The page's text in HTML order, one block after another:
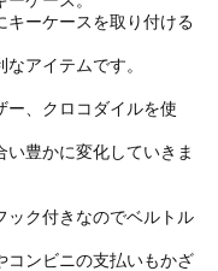
キーケースを取り付ける
アイテムです。
ー、クロコダイルを使
豊かに変化していきま
ック付きなのでベルトル
コンビニの支払いもかざ